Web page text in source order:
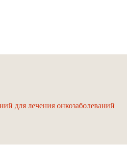
для лечения онкозаболеваний